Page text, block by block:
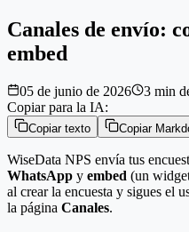
Canales de envío:
embed
05 de junio de 2026 3 min
Copiar para la IA:
Copiar texto Copiar
WiseData NPS envía tus
WhatsApp y embed (un
al crear la encuesta y sigues el
la página Canales.